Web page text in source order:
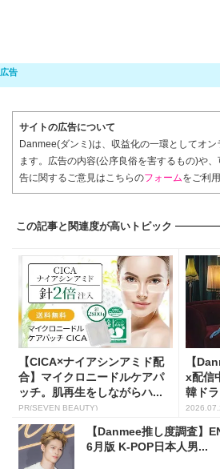
サイトの広告について
Danmee(ダンミ)は、収益化の一環としてオン
ます。広告の内容(公序良俗を害するもの)や
告に関するご意見はこちらのフォームをご利
この記事と関連度が高いトピック
【CICA×ナイアシンアミド配
合】マイクロニードルケアパ
ッチ。肌再生をしながらハ...
PR(SEVEN BEAUTY)
【
x配信
韓ド
【Danmee推し度調査】
6月版 K-POP日本人男...